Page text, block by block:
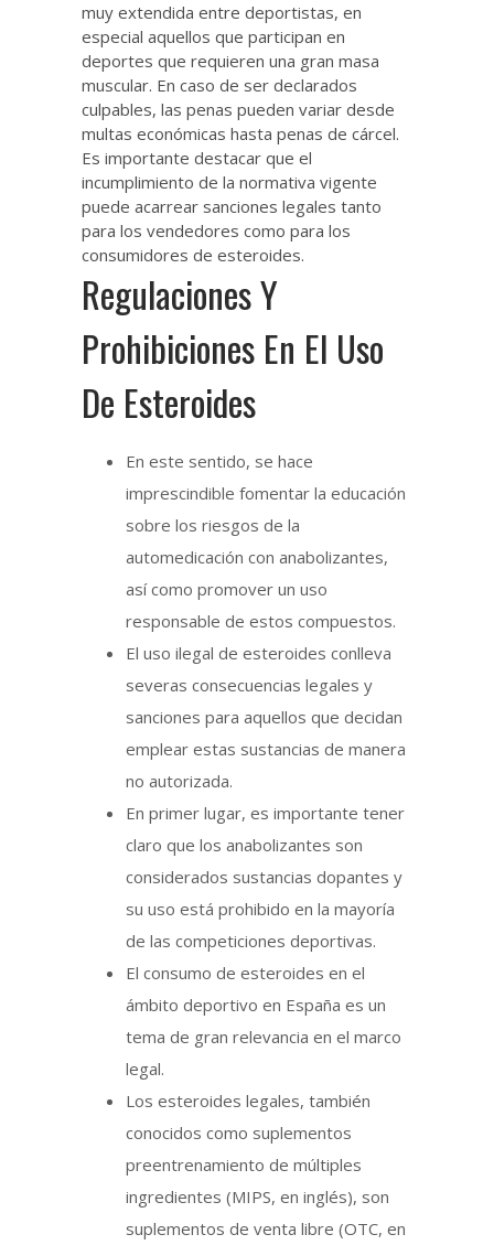
muy extendida entre deportistas, en
especial aquellos que participan en
deportes que requieren una gran masa
muscular. En caso de ser declarados
culpables, las penas pueden variar desde
multas económicas hasta penas de cárcel.
Es importante destacar que el
incumplimiento de la normativa vigente
puede acarrear sanciones legales tanto
para los vendedores como para los
consumidores de esteroides.
Regulaciones Y
Prohibiciones En El Uso
De Esteroides
En este sentido, se hace
imprescindible fomentar la educación
sobre los riesgos de la
automedicación con anabolizantes,
así como promover un uso
responsable de estos compuestos.
El uso ilegal de esteroides conlleva
severas consecuencias legales y
sanciones para aquellos que decidan
emplear estas sustancias de manera
no autorizada.
En primer lugar, es importante tener
claro que los anabolizantes son
considerados sustancias dopantes y
su uso está prohibido en la mayoría
de las competiciones deportivas.
El consumo de esteroides en el
ámbito deportivo en España es un
tema de gran relevancia en el marco
legal.
Los esteroides legales, también
conocidos como suplementos
preentrenamiento de múltiples
ingredientes (MIPS, en inglés), son
suplementos de venta libre (OTC, en